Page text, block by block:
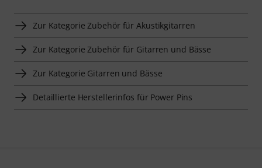
Zur Kategorie Zubehör für Akustikgitarren
Zur Kategorie Zubehör für Gitarren und Bässe
Zur Kategorie Gitarren und Bässe
Detaillierte Herstellerinfos für Power Pins